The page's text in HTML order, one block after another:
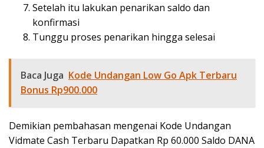
Setelah itu lakukan penarikan saldo dan
konfirmasi
Tunggu proses penarikan hingga selesai
Baca Juga Kode Undangan Low Go Apk Terbaru
Bonus Rp900.000
Demikian pembahasan mengenai Kode Undangan
Vidmate Cash Terbaru Dapatkan Rp 60.000 Saldo DANA